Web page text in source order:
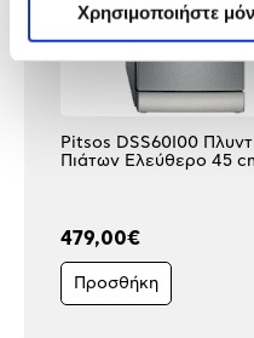
Χρησιμοποιήστε
Pitsos DSS60I00
Πιάτων Ελεύθερο 45
479,00€
Προσθήκη